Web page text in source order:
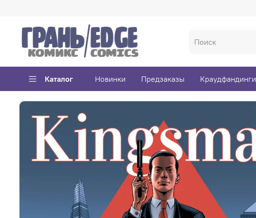
Каталог Новинки Предзаказы Краудфандинги